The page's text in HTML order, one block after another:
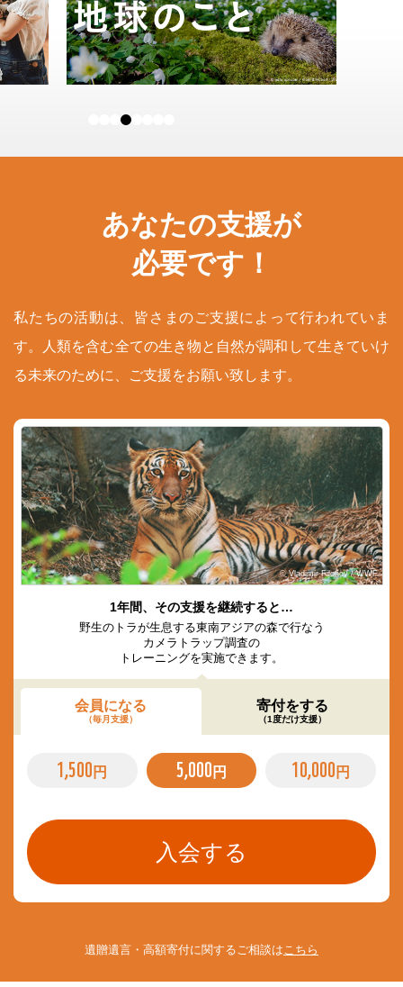
あなたの支援が
必要です！
私たちの活動は、皆さまのご支援によって行われていま
す。人類を含む全ての生き物と自然が調和して生きていけ
る未来のために、ご支援をお願い致します。
© Vladimir Filonov / WWF
1年間、その支援を継続すると…
野生のトラが生息する東南アジアの森で行なう
カメラトラップ調査の
トレーニングを実施できます。
会員になる
（毎月支援）
寄付をする
（1度だけ支援）
1,500 円 5,000 円 10,000 円
遺贈遺言・高額寄付に関するご相談は こちら